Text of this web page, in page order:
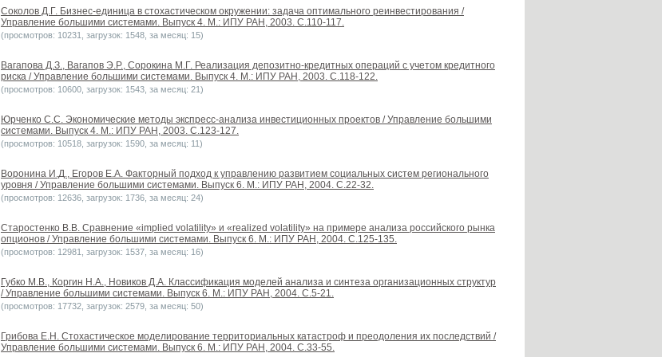
Соколов Д.Г. Бизнес-единица в стохастическом окружении: задача оптимального реинвестирования /
Управление большими системами. Выпуск 4. М.: ИПУ РАН, 2003. С.110-117.
(просмотров: 10231, загрузок: 1548, за месяц: 15)
Вагапова Д.З., Вагапов Э.Р., Сорокина М.Г. Реализация депозитно-кредитных операций с учетом кредитного
риска / Управление большими системами. Выпуск 4. М.: ИПУ РАН, 2003. С.118-122.
(просмотров: 10600, загрузок: 1543, за месяц: 21)
Юрченко С.С. Экономические методы экспресс-анализа инвестиционных проектов / Управление большими
системами. Выпуск 4. М.: ИПУ РАН, 2003. С.123-127.
(просмотров: 10518, загрузок: 1590, за месяц: 11)
Воронина И.Д., Егоров Е.А. Факторный подход к управлению развитием социальных систем регионального
уровня / Управление большими системами. Выпуск 6. М.: ИПУ РАН, 2004. С.22-32.
(просмотров: 12636, загрузок: 1736, за месяц: 24)
Старостенко В.В. Сравнение «implied volatility» и «realized volatility» на примере анализа российского рынка
опционов / Управление большими системами. Выпуск 6. М.: ИПУ РАН, 2004. С.125-135.
(просмотров: 12981, загрузок: 1537, за месяц: 16)
Губко М.В., Коргин Н.А., Новиков Д.А. Классификация моделей анализа и синтеза организационных структур
/ Управление большими системами. Выпуск 6. М.: ИПУ РАН, 2004. С.5-21.
(просмотров: 17732, загрузок: 2579, за месяц: 50)
Грибова Е.Н. Стохастическое моделирование территориальных катастроф и преодоления их последствий /
Управление большими системами. Выпуск 6. М.: ИПУ РАН, 2004. С.33-55.